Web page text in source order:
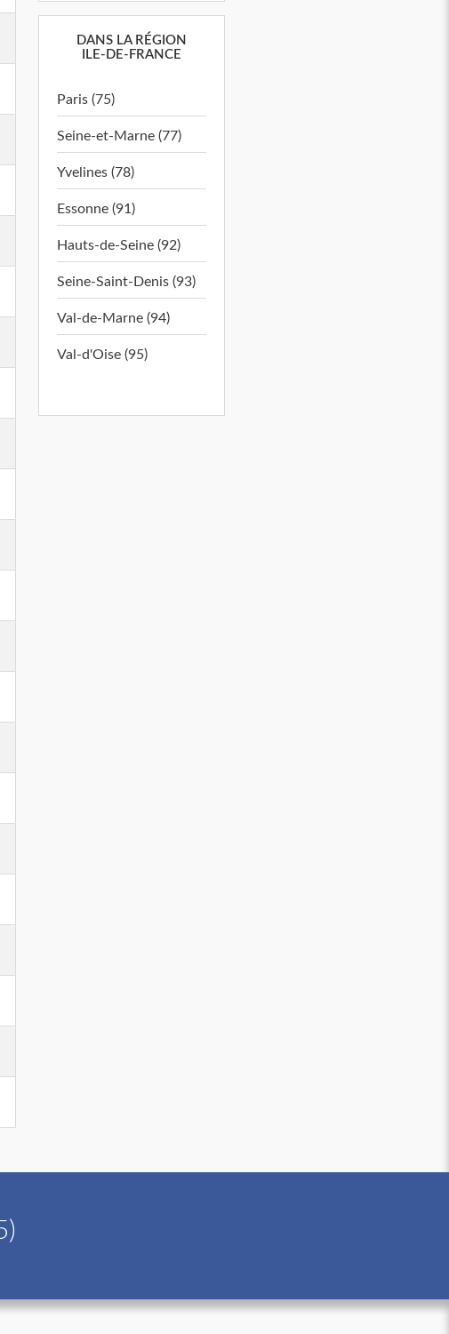
DANS LA RÉGION
ILE-DE-FRANCE
Paris (75)
Seine-et-Marne (77)
Yvelines (78)
Essonne (91)
Hauts-de-Seine (92)
Seine-Saint-Denis (93)
Val-de-Marne (94)
Val-d'Oise (95)